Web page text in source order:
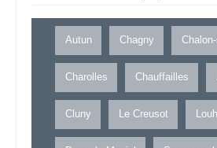
Autun Chagny
Charolles Chauffailles
Cluny Le Creusot